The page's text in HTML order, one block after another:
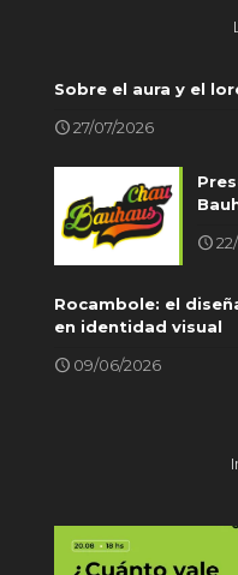
Sobre el aura y el
27/07/2026
Rocambole: el
en identidad visual
09/06/2026